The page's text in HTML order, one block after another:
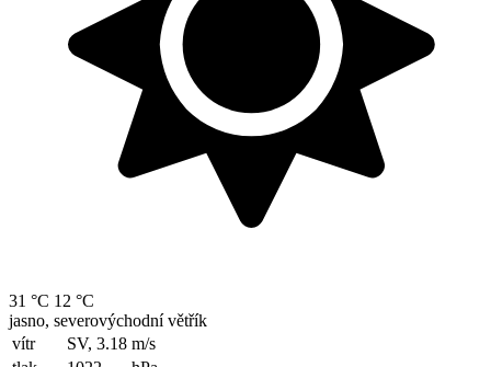
31 °C 12 °C
jasno, severovýchodní větřík
vítr
SV, 3.18 m/s